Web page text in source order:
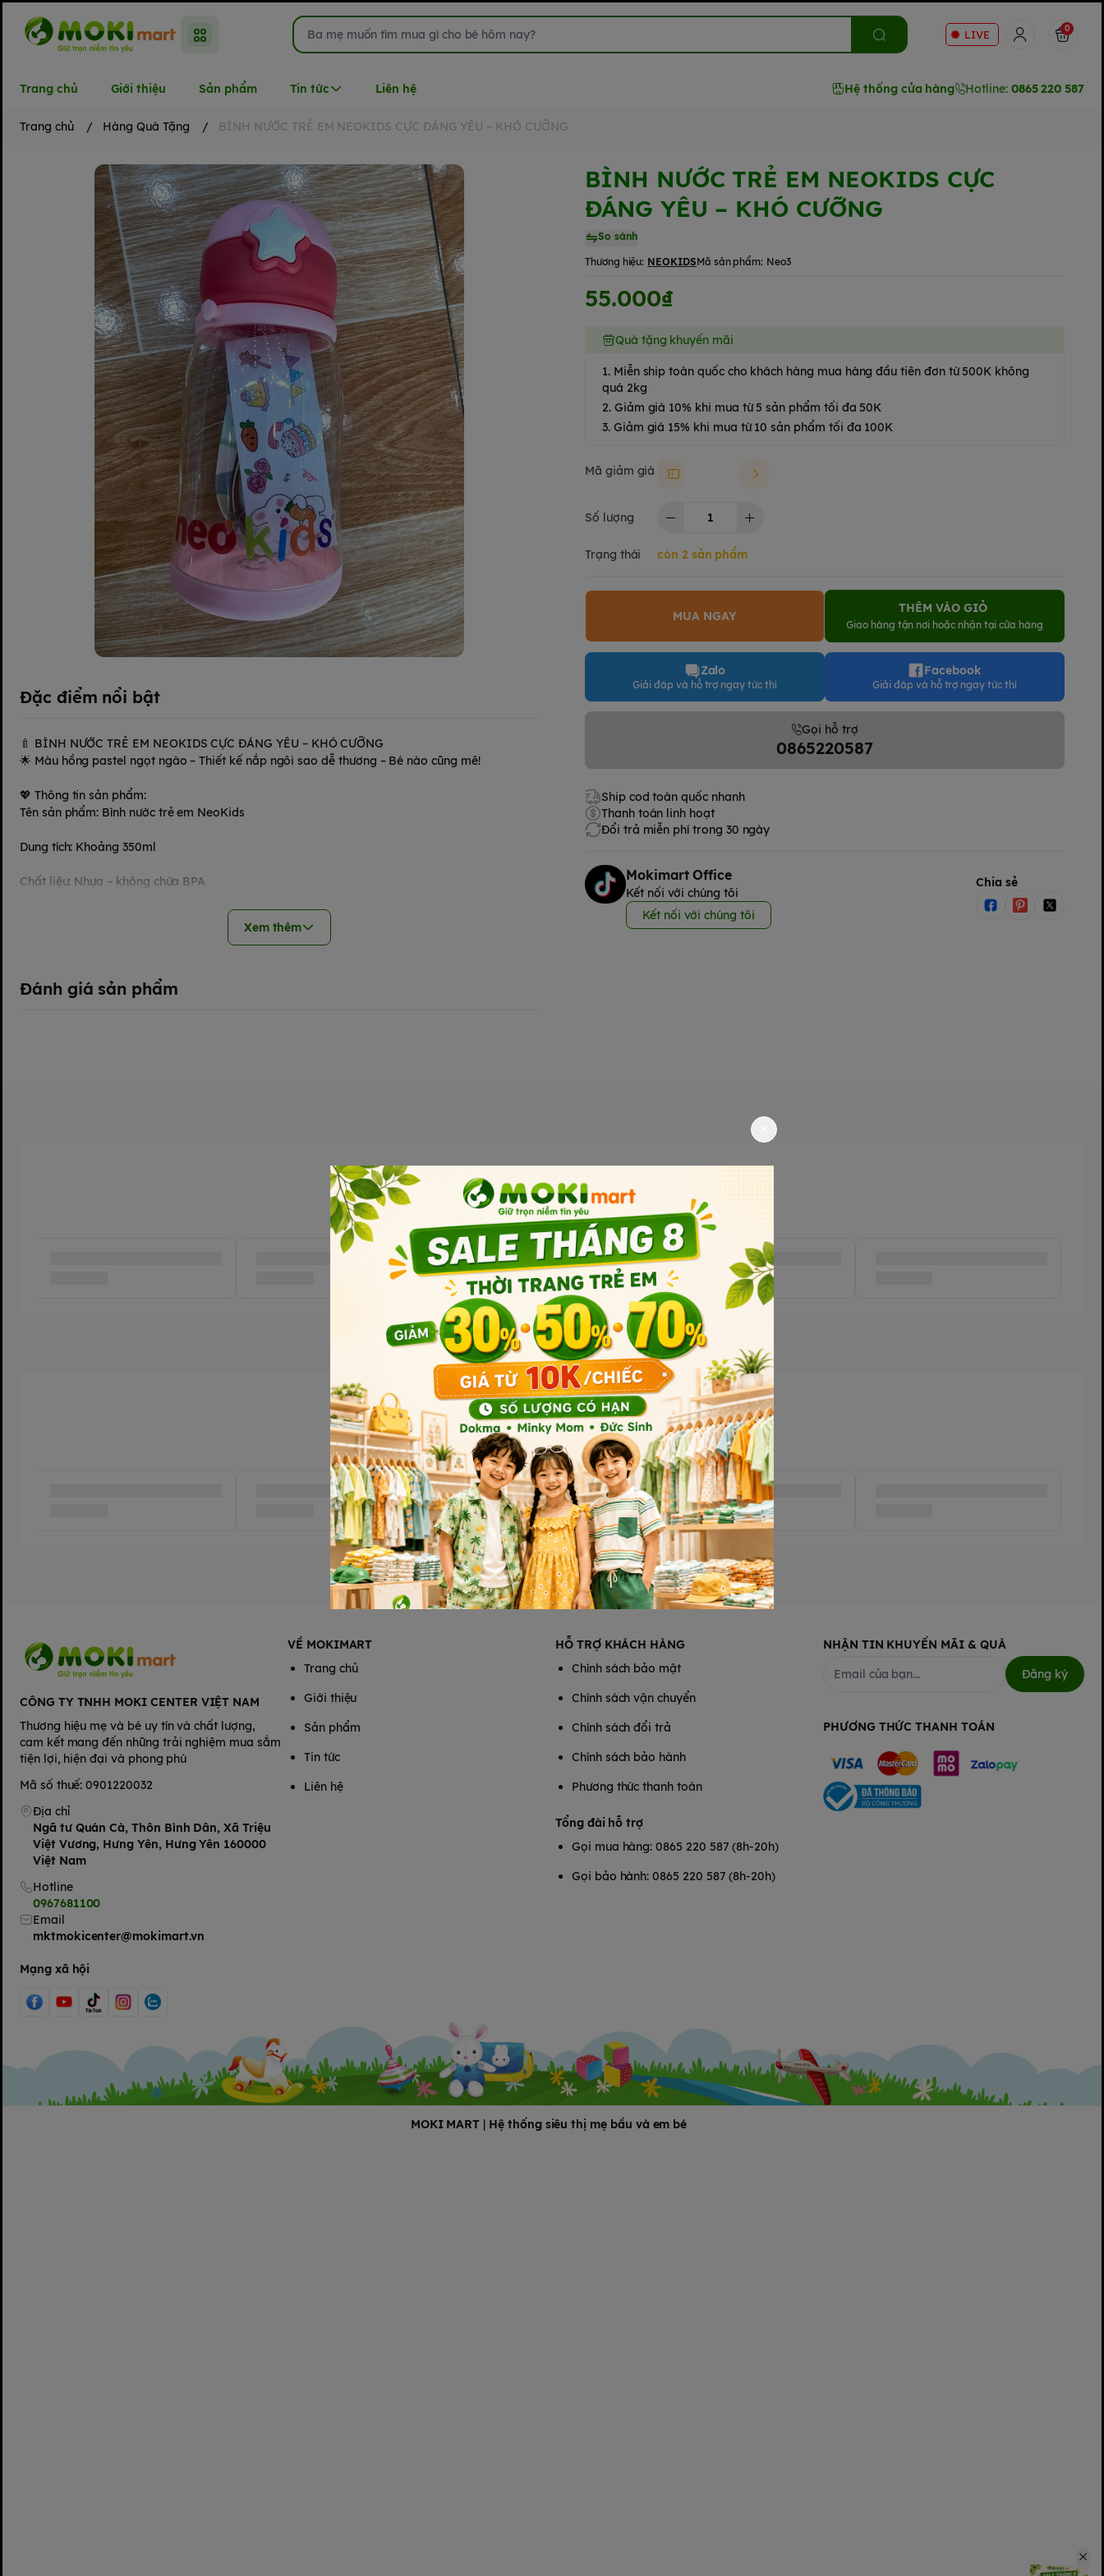
LIVE 0
Trang chủ Giới thiệu Sản phẩm Tin tức Liên hệ Hệ thống cửa hàng Hotline: 0865 220 587
Trang chủ / Hàng Quà Tặng / BÌNH NƯỚC TRẺ EM NEOKIDS CỰC ĐÁNG YÊU – KHÓ CƯỠNG
BÌNH NƯỚC TRẺ EM NEOKIDS CỰC
ĐÁNG YÊU – KHÓ CƯỠNG
So sánh
Thương hiệu: NEOKIDSMã sản phẩm: Neo3
55.000₫
Quà tặng khuyến mãi
1. Miễn ship toàn quốc cho khách hàng mua hàng đầu tiên đơn từ 500K không
quá 2kg
2. Giảm giá 10% khi mua từ 5 sản phẩm tối đa 50K
3. Giảm giá 15% khi mua từ 10 sản phẩm tối đa 100K
Mã giảm giá Moki50k
Số lượng
Trạng thái còn 2 sản phẩm
MUA NGAY
THÊM VÀO GIỎ
Giao hàng tận nơi hoặc nhận tại cửa hàng
Zalo
Giải đáp và hỗ trợ ngay tức thì
Facebook
Giải đáp và hỗ trợ ngay tức thì
Gọi hỗ trợ
0865220587
Ship cod toàn quốc nhanh
Thanh toán linh hoạt
Đổi trả miễn phí trong 30 ngày
Mokimart Office
Kết nối với chúng tôi
Kết nối với chúng tôi
Chia sẻ
Đặc điểm nổi bật
🍼 BÌNH NƯỚC TRẺ EM NEOKIDS CỰC ĐÁNG YÊU – KHÓ CƯỠNG
🌟 Màu hồng pastel ngọt ngào – Thiết kế nắp ngôi sao dễ thương – Bé nào cũng mê!
💖 Thông tin sản phẩm:
Tên sản phẩm: Bình nước trẻ em NeoKids
Dung tích: Khoảng 350ml
Chất liệu: Nhựa – không chứa BPA
Màu sắc: Hồng pastel chủ đạo, phối trắng và họa tiết ngôi sao xinh xắn
Có thể dùng ống hút silicone (nếu đi kèm) hoặc uống trực tiếp
Xem thêm
Đánh giá sản phẩm
Sản phẩm liên quan
Sản phẩm cùng phân khúc
CÔNG TY TNHH MOKI CENTER VIỆT NAM
Thương hiệu mẹ và bé uy tín và chất lượng,
cam kết mang đến những trải nghiệm mua sắm
tiện lợi, hiện đại và phong phú
Mã số thuế: 0901220032
Địa chỉ
Ngã tư Quán Cà, Thôn Bình Dân, Xã Triệu
Việt Vương, Hưng Yên, Hưng Yên 160000
Việt Nam
Hotline
0967681100
Email
mktmokicenter@mokimart.vn
Mạng xã hội
VỀ MOKIMART
Trang chủ
Giới thiệu
Sản phẩm
Tin tức
Liên hệ
HỖ TRỢ KHÁCH HÀNG
Chính sách bảo mật
Chính sách vận chuyển
Chính sách đổi trả
Chính sách bảo hành
Phương thức thanh toán
Tổng đài hỗ trợ
Gọi mua hàng: 0865 220 587 (8h-20h)
Gọi bảo hành: 0865 220 587 (8h-20h)
NHẬN TIN KHUYẾN MÃI & QUÀ
Đăng ký
PHƯƠNG THỨC THANH TOÁN
MOKI MART | Hệ thống siêu thị mẹ bầu và em bé